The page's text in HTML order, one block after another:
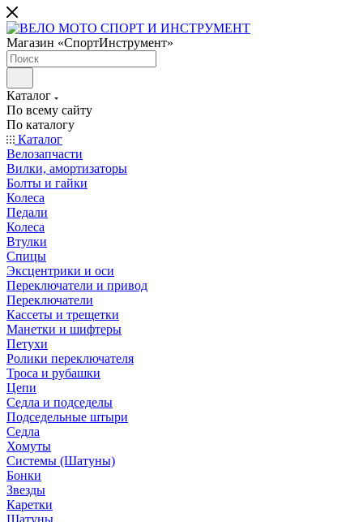
Магазин «СпортИнструмент»
Каталог
По всему сайту
По каталогу
Каталог
Велозапчасти
Вилки, амортизаторы
Болты и гайки
Колеса
Педали
Колеса
Втулки
Спицы
Эксцентрики и оси
Переключатели и привод
Переключатели
Кассеты и трещетки
Манетки и шифтеры
Петухи
Ролики переключателя
Троса и рубашки
Цепи
Седла и подседелы
Подседельные штыри
Седла
Хомуты
Системы (Шатуны)
Бонки
Звезды
Каретки
Шатуны